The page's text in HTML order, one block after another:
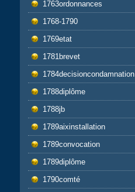
1763ordonnances
1768-1790
1769etat
1781brevet
1784decisioncondamnation
1788diplôme
1788jb
1789aixinstallation
1789convocation
1789diplôme
1790comté